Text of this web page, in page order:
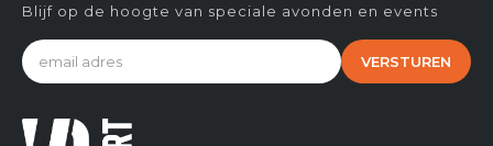
Blijf op de hoogte van speciale avonden en events
VERSTUREN